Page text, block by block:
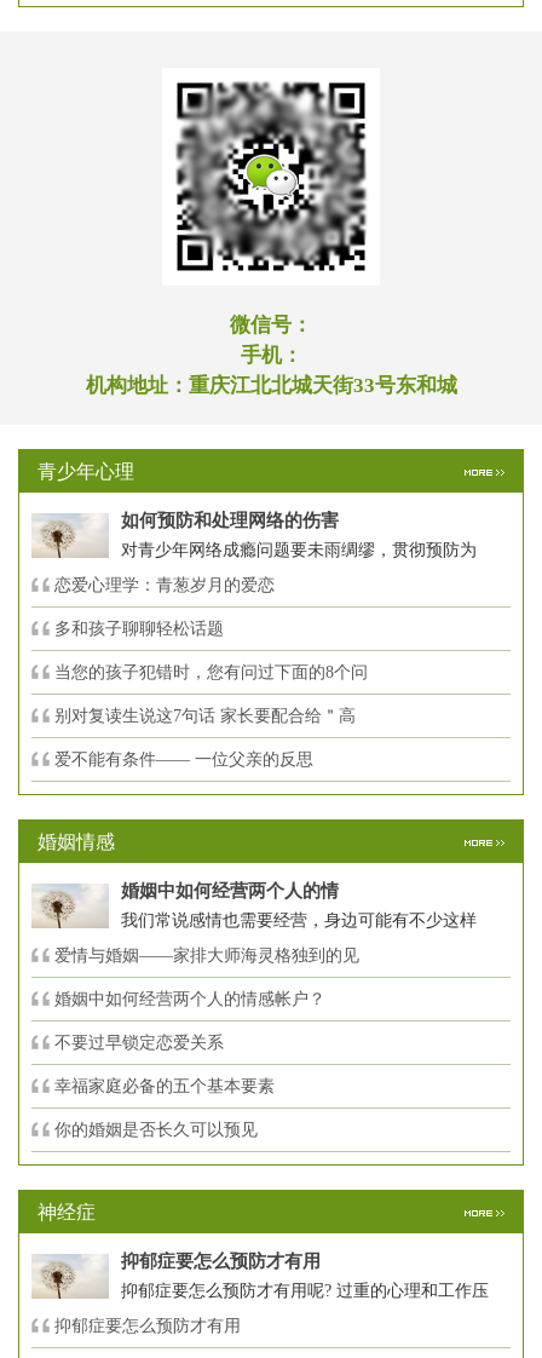
微信号：
手机：
机构地址： 重庆江北北城天街33号东和城
青少年心理
如何预防和处理网络的伤害
对青少年网络成瘾问题要未雨绸缪，贯彻预防为
恋爱心理学：青葱岁月的爱恋
多和孩子聊聊轻松话题
当您的孩子犯错时，您有问过下面的8个问
别对复读生说这7句话 家长要配合给＂高
爱不能有条件—— 一位父亲的反思
婚姻情感
婚姻中如何经营两个人的情
我们常说感情也需要经营，身边可能有不少这样
爱情与婚姻——家排大师海灵格独到的见
婚姻中如何经营两个人的情感帐户？
不要过早锁定恋爱关系
幸福家庭必备的五个基本要素
你的婚姻是否长久可以预见
神经症
抑郁症要怎么预防才有用
抑郁症要怎么预防才有用呢? 过重的心理和工作压
抑郁症要怎么预防才有用